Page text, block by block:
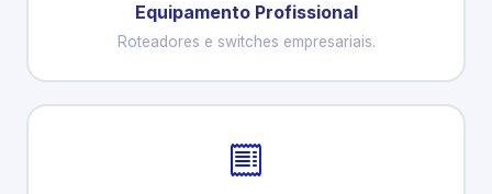
Equipamento Profissional
Roteadores e switches empresariais.